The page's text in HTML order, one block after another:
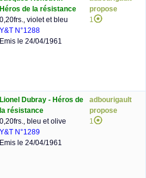
Héros de la résistance
0,20frs., violet et bleu
Y&T N°1288
Emis le 24/04/1961
propose
1
Lionel Dubray - Héros de
la résistance
0,20frs., bleu et olive
Y&T N°1289
Emis le 24/04/1961
adbourigault
propose
1